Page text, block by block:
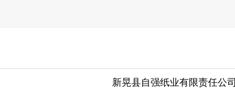
新晃县自强纸业有限责任公司